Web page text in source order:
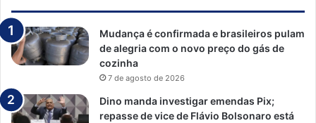
Mudança é confirmada e brasileiros pulam
de alegria com o novo preço do gás de
cozinha
7 de agosto de 2026
Dino manda investigar emendas Pix;
repasse de vice de Flávio Bolsonaro está